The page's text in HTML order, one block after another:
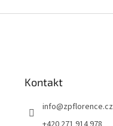
Kontakt
info@zpflorence.cz